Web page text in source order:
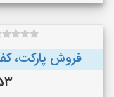
فروش پارکت،